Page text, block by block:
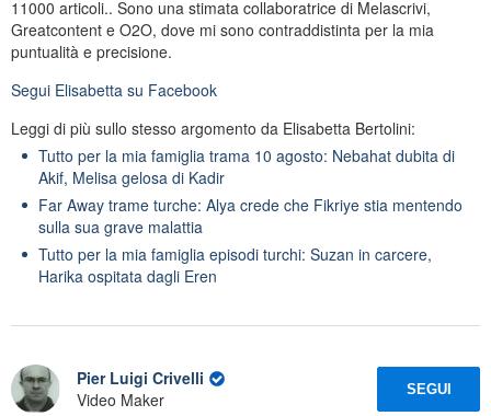
11000 articoli.. Sono una stimata collaboratrice di Melascrivi,
Greatcontent e O2O, dove mi sono contraddistinta per la mia
puntualità e precisione.
Segui Elisabetta su Facebook
Leggi di più sullo stesso argomento da Elisabetta Bertolini:
Tutto per la mia famiglia trama 10 agosto: Nebahat dubita di
Akif, Melisa gelosa di Kadir
Far Away trame turche: Alya crede che Fikriye stia mentendo
sulla sua grave malattia
Tutto per la mia famiglia episodi turchi: Suzan in carcere,
Harika ospitata dagli Eren
Pier Luigi Crivelli
Video Maker
SEGUI